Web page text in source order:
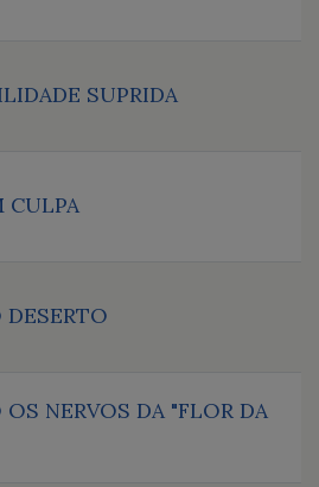
SUPRIDA
CULPA
NERVOS DA "FLOR DA